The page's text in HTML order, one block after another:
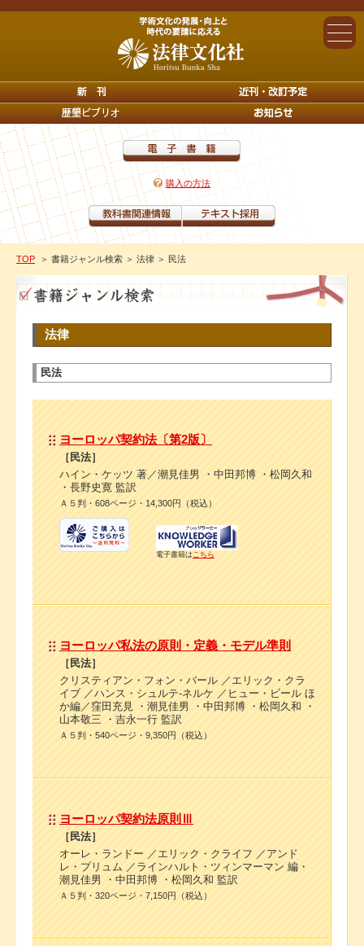
購入の方法
TOP ＞ 書籍ジャンル検索 ＞ 法律 ＞ 民法
法律
民法
ヨーロッパ契約法〔第2版〕
［民法］
ハイン・ケッツ 著／潮見佳男 ・中田邦博 ・松岡久和
・長野史寛 監訳
Ａ５判・608ページ・14,300円（税込）
電子書籍はこちら
ヨーロッパ私法の原則・定義・モデル準則
［民法］
クリスティアン・フォン・バール ／エリック・クラ
イブ ／ハンス・シュルテ-ネルケ ／ヒュー・ビール ほ
か編／窪田充見 ・潮見佳男 ・中田邦博 ・松岡久和 ・
山本敬三 ・吉永一行 監訳
Ａ５判・540ページ・9,350円（税込）
ヨーロッパ契約法原則Ⅲ
［民法］
オーレ・ランドー ／エリック・クライフ ／アンド
レ・プリュム ／ラインハルト・ツィンマーマン 編・
潮見佳男 ・中田邦博 ・松岡久和 監訳
Ａ５判・320ページ・7,150円（税込）